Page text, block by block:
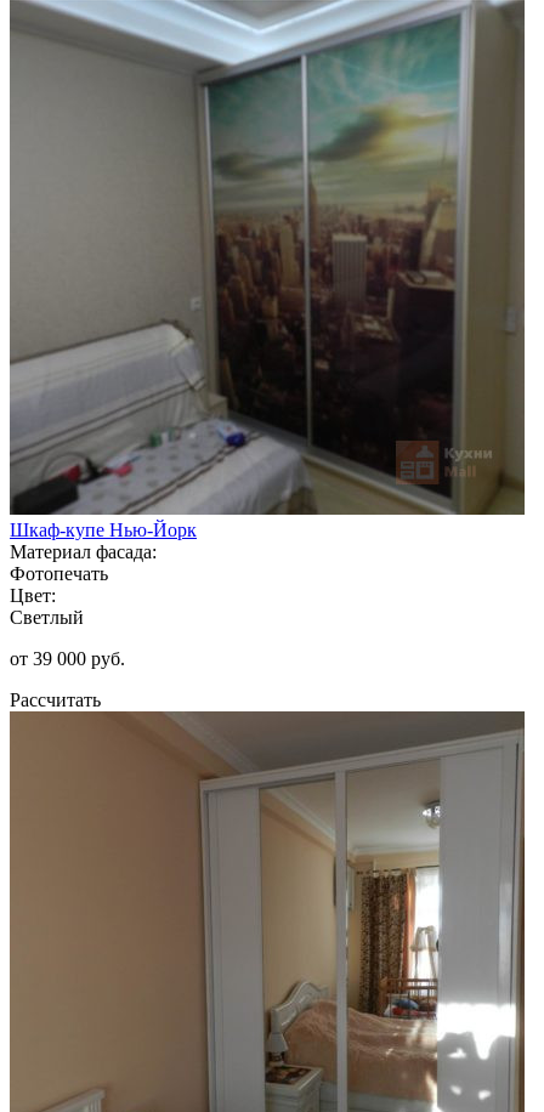
Шкаф-купе Нью-Йорк
Материал фасада:
Фотопечать
Цвет:
Светлый
от 39 000 руб.
Рассчитать